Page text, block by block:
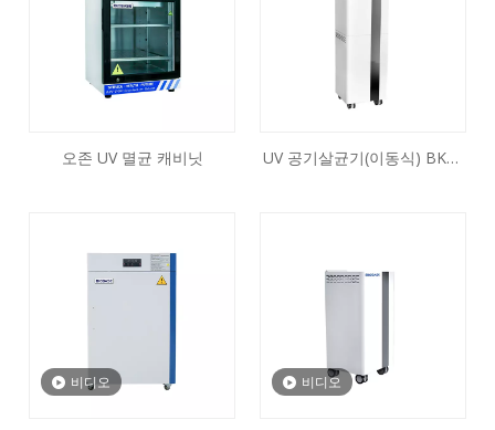
오존 UV 멸균 캐비닛
UV 공기살균기(이동식) BKB-
비디오 비디오